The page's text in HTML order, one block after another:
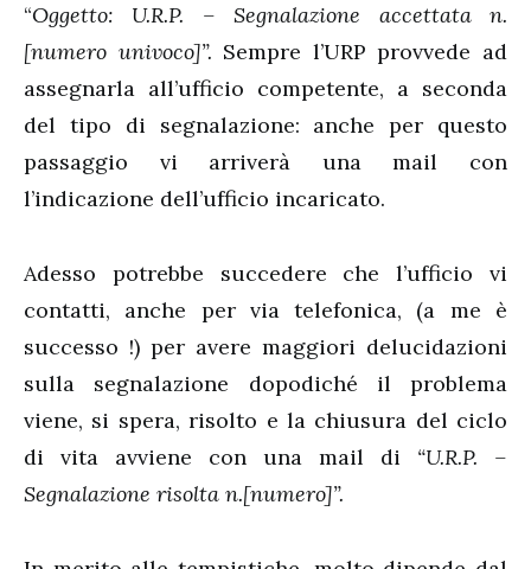
“Oggetto: U.R.P. – Segnalazione accettata n.
[numero univoco]”. Sempre l’URP provvede ad
assegnarla all’ufficio competente, a seconda
del tipo di segnalazione: anche per questo
passaggio vi arriverà una mail con
l’indicazione dell’ufficio incaricato.
Adesso potrebbe succedere che l’ufficio vi
contatti, anche per via telefonica, (a me è
successo !) per avere maggiori delucidazioni
sulla segnalazione dopodiché il problema
viene, si spera, risolto e la chiusura del ciclo
di vita avviene con una mail di “U.R.P. –
Segnalazione risolta n.[numero]”.